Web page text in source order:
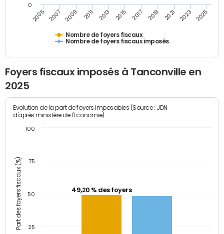
Nombre de foyers fiscaux
Nombre de foyers fiscaux imposés
2005 2007 2009 2011 2013 2015 2017 2019 2021 2023 2025
0
Foyers fiscaux imposés à Tanconville en
2025
Part des foyers fiscaux (%)
Evolution de la part de foyers imposables (Source : JDN
d'après ministère de l'Economie)
49,20 % des foyers
25
50
75
100